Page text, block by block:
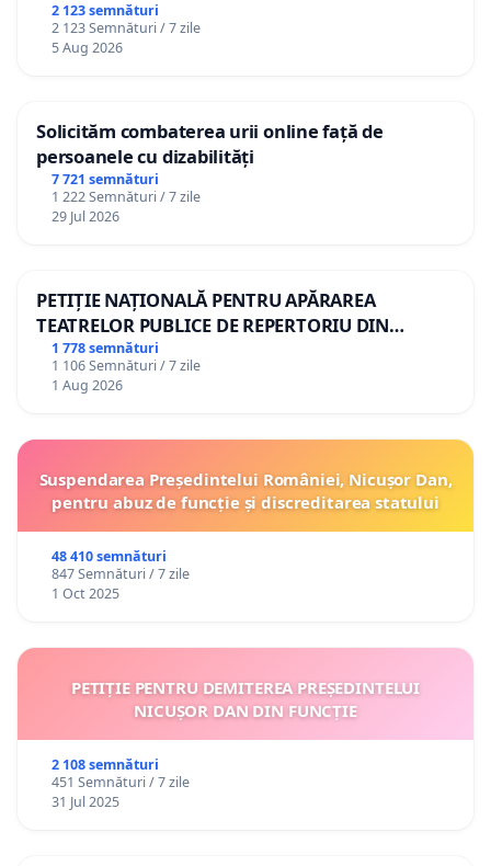
2 123 semnături
2 123 Semnături / 7 zile
5 Aug 2026
Solicităm combaterea urii online față de
persoanele cu dizabilități
7 721 semnături
1 222 Semnături / 7 zile
29 Jul 2026
PETIȚIE NAȚIONALĂ PENTRU APĂRAREA
TEATRELOR PUBLICE DE REPERTORIU DIN
ROMÂNIA
1 778 semnături
1 106 Semnături / 7 zile
1 Aug 2026
Suspendarea Președintelui României, Nicușor Dan,
pentru abuz de funcție și discreditarea statului
48 410 semnături
847 Semnături / 7 zile
1 Oct 2025
PETIȚIE PENTRU DEMITEREA PREȘEDINTELUI
NICUȘOR DAN DIN FUNCȚIE
2 108 semnături
451 Semnături / 7 zile
31 Jul 2025